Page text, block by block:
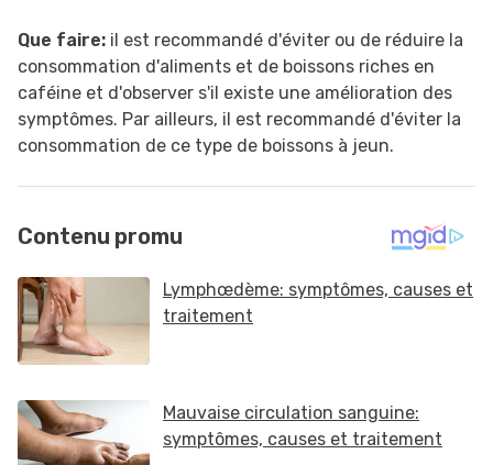
Que faire: il est recommandé d'éviter ou de réduire la
consommation d'aliments et de boissons riches en
caféine et d'observer s'il existe une amélioration des
symptômes. Par ailleurs, il est recommandé d'éviter la
consommation de ce type de boissons à jeun.